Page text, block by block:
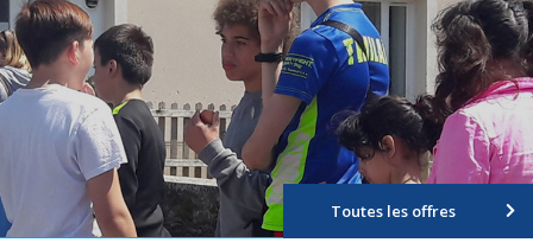
Toutes les offres